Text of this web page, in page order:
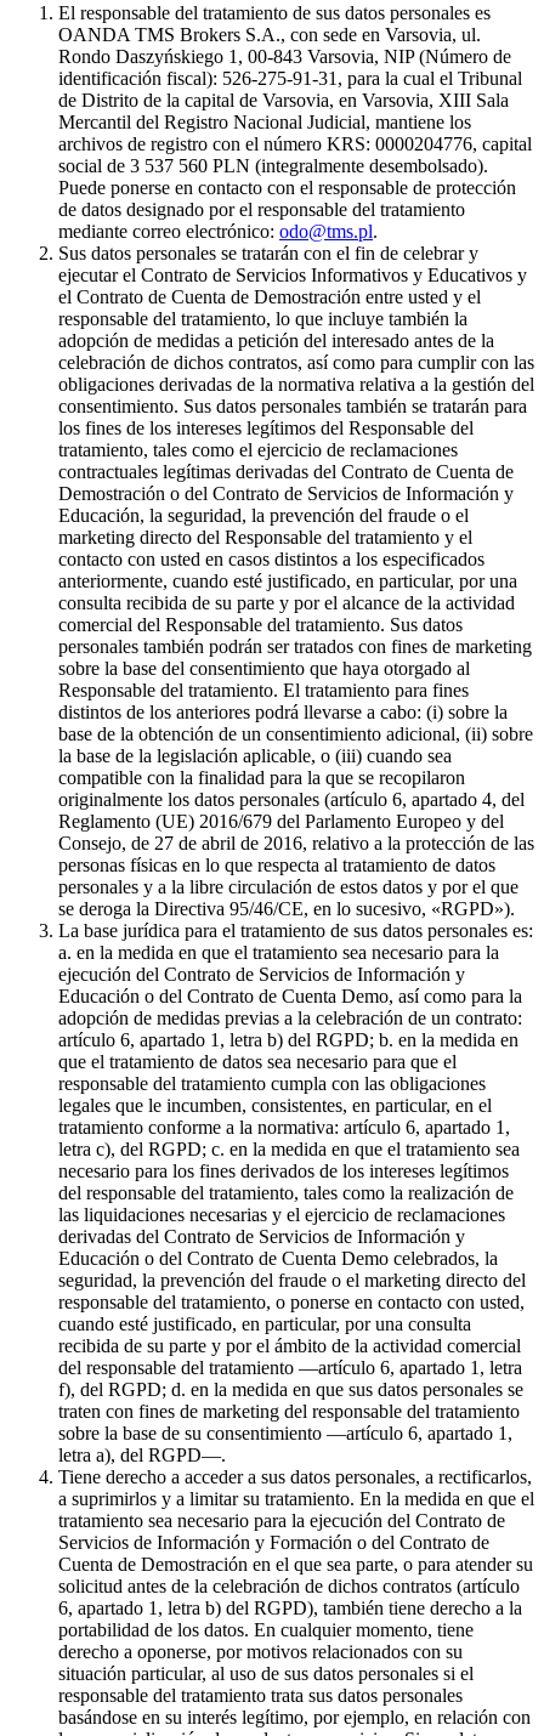
El responsable del tratamiento de sus datos personales es
OANDA TMS Brokers S.A., con sede en Varsovia, ul.
Rondo Daszyńskiego 1, 00-843 Varsovia, NIP (Número de
identificación fiscal): 526-275-91-31, para la cual el Tribunal
de Distrito de la capital de Varsovia, en Varsovia, XIII Sala
Mercantil del Registro Nacional Judicial, mantiene los
archivos de registro con el número KRS: 0000204776, capital
social de 3 537 560 PLN (integralmente desembolsado).
Puede ponerse en contacto con el responsable de protección
de datos designado por el responsable del tratamiento
mediante correo electrónico: odo@tms.pl.
Sus datos personales se tratarán con el fin de celebrar y
ejecutar el Contrato de Servicios Informativos y Educativos y
el Contrato de Cuenta de Demostración entre usted y el
responsable del tratamiento, lo que incluye también la
adopción de medidas a petición del interesado antes de la
celebración de dichos contratos, así como para cumplir con las
obligaciones derivadas de la normativa relativa a la gestión del
consentimiento. Sus datos personales también se tratarán para
los fines de los intereses legítimos del Responsable del
tratamiento, tales como el ejercicio de reclamaciones
contractuales legítimas derivadas del Contrato de Cuenta de
Demostración o del Contrato de Servicios de Información y
Educación, la seguridad, la prevención del fraude o el
marketing directo del Responsable del tratamiento y el
contacto con usted en casos distintos a los especificados
anteriormente, cuando esté justificado, en particular, por una
consulta recibida de su parte y por el alcance de la actividad
comercial del Responsable del tratamiento. Sus datos
personales también podrán ser tratados con fines de marketing
sobre la base del consentimiento que haya otorgado al
Responsable del tratamiento. El tratamiento para fines
distintos de los anteriores podrá llevarse a cabo: (i) sobre la
base de la obtención de un consentimiento adicional, (ii) sobre
la base de la legislación aplicable, o (iii) cuando sea
compatible con la finalidad para la que se recopilaron
originalmente los datos personales (artículo 6, apartado 4, del
Reglamento (UE) 2016/679 del Parlamento Europeo y del
Consejo, de 27 de abril de 2016, relativo a la protección de las
personas físicas en lo que respecta al tratamiento de datos
personales y a la libre circulación de estos datos y por el que
se deroga la Directiva 95/46/CE, en lo sucesivo, «RGPD»).
La base jurídica para el tratamiento de sus datos personales es:
a. en la medida en que el tratamiento sea necesario para la
ejecución del Contrato de Servicios de Información y
Educación o del Contrato de Cuenta Demo, así como para la
adopción de medidas previas a la celebración de un contrato:
artículo 6, apartado 1, letra b) del RGPD; b. en la medida en
que el tratamiento de datos sea necesario para que el
responsable del tratamiento cumpla con las obligaciones
legales que le incumben, consistentes, en particular, en el
tratamiento conforme a la normativa: artículo 6, apartado 1,
letra c), del RGPD; c. en la medida en que el tratamiento sea
necesario para los fines derivados de los intereses legítimos
del responsable del tratamiento, tales como la realización de
las liquidaciones necesarias y el ejercicio de reclamaciones
derivadas del Contrato de Servicios de Información y
Educación o del Contrato de Cuenta Demo celebrados, la
seguridad, la prevención del fraude o el marketing directo del
responsable del tratamiento, o ponerse en contacto con usted,
cuando esté justificado, en particular, por una consulta
recibida de su parte y por el ámbito de la actividad comercial
del responsable del tratamiento —artículo 6, apartado 1, letra
f), del RGPD; d. en la medida en que sus datos personales se
traten con fines de marketing del responsable del tratamiento
sobre la base de su consentimiento —artículo 6, apartado 1,
letra a), del RGPD—.
Tiene derecho a acceder a sus datos personales, a rectificarlos,
a suprimirlos y a limitar su tratamiento. En la medida en que el
tratamiento sea necesario para la ejecución del Contrato de
Servicios de Información y Formación o del Contrato de
Cuenta de Demostración en el que sea parte, o para atender su
solicitud antes de la celebración de dichos contratos (artículo
6, apartado 1, letra b) del RGPD), también tiene derecho a la
portabilidad de los datos. En cualquier momento, tiene
derecho a oponerse, por motivos relacionados con su
situación particular, al uso de sus datos personales si el
responsable del tratamiento trata sus datos personales
basándose en su interés legítimo, por ejemplo, en relación con